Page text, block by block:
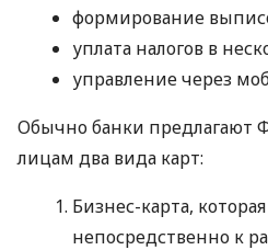
формирование
уплата налогов в
управление через
Обычно банки
лицам два вида карт:
Бизнес-карта,
непосредственно к